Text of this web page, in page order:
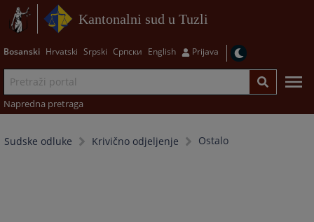
Kantonalni sud u Tuzli
Bosanski Hrvatski Srpski Српски English Prijava
Napredna pretraga
Sudske odluke Krivično odjeljenje Ostalo